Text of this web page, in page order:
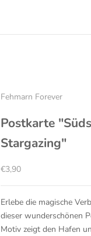
Fehmarn Forever
Postkarte
Stargazing"
Angebot
€3,90
Erlebe die magische
dieser wunderschönen
Motiv zeigt den Hafen